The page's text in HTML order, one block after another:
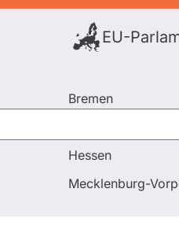
EU-
Bremen
Hessen
Mecklenburg-
Andreas Lenz